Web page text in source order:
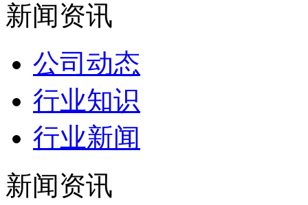
新闻资讯
公司动态
行业知识
行业新闻
新闻资讯